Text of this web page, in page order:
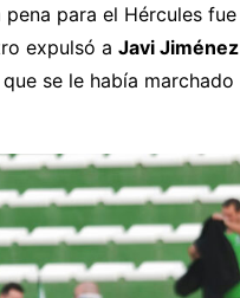
para el Hércules fue
expulsó a Javi Jiménez
se le había marchado